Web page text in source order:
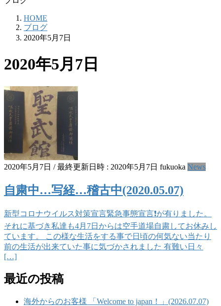
HOME
ブログ
2020年5月7日
2020年5月7日
2020年5月7日 / 最終更新日時 : 2020年5月7日 fukuoka News
自粛中…写経…稽古中(2020.05.07)
新型コロナウイルス対策宣言緊急事態宣言❗️が有りました。
それに基づき私達も4月7日からは空手道場自粛してお休みし
ています。 この様な生活をする事で日頃の何気ない当たり
前の生活が出来ていた事に気づかされました 有難い日々
[…]
最近の投稿
海外からのお客様 「Welcome to japan！」(2026.07.07)